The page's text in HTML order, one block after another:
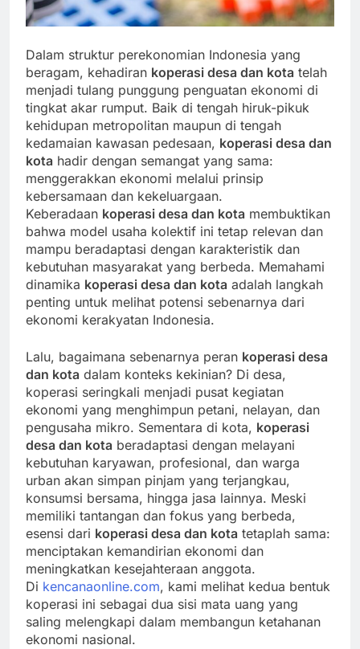
Dalam struktur perekonomian Indonesia yang
beragam, kehadiran koperasi desa dan kota telah
menjadi tulang punggung penguatan ekonomi di
tingkat akar rumput. Baik di tengah hiruk-pikuk
kehidupan metropolitan maupun di tengah
kedamaian kawasan pedesaan, koperasi desa dan
kota hadir dengan semangat yang sama:
menggerakkan ekonomi melalui prinsip
kebersamaan dan kekeluargaan.
Keberadaan koperasi desa dan kota membuktikan
bahwa model usaha kolektif ini tetap relevan dan
mampu beradaptasi dengan karakteristik dan
kebutuhan masyarakat yang berbeda. Memahami
dinamika koperasi desa dan kota adalah langkah
penting untuk melihat potensi sebenarnya dari
ekonomi kerakyatan Indonesia.
Lalu, bagaimana sebenarnya peran koperasi desa
dan kota dalam konteks kekinian? Di desa,
koperasi seringkali menjadi pusat kegiatan
ekonomi yang menghimpun petani, nelayan, dan
pengusaha mikro. Sementara di kota, koperasi
desa dan kota beradaptasi dengan melayani
kebutuhan karyawan, profesional, dan warga
urban akan simpan pinjam yang terjangkau,
konsumsi bersama, hingga jasa lainnya. Meski
memiliki tantangan dan fokus yang berbeda,
esensi dari koperasi desa dan kota tetaplah sama:
menciptakan kemandirian ekonomi dan
meningkatkan kesejahteraan anggota.
Di kencanaonline.com, kami melihat kedua bentuk
koperasi ini sebagai dua sisi mata uang yang
saling melengkapi dalam membangun ketahanan
ekonomi nasional.